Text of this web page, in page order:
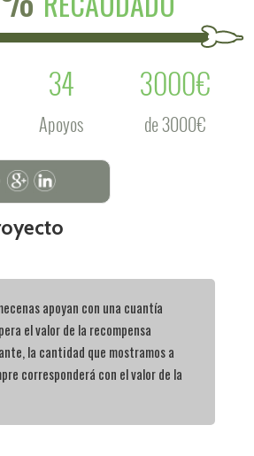
34
Apoyos
3000€
de 3000€
apoyan con una cuantía
el valor de la recompensa
la cantidad que mostramos a
corresponderá con el valor de la